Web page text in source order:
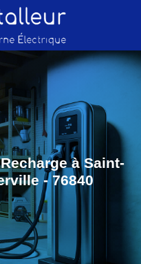
à Saint-
- 76840